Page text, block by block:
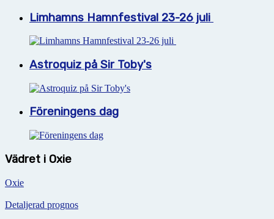
Limhamns Hamnfestival 23-26 juli
Astroquiz på Sir Toby's
Föreningens dag
Vädret i Oxie
Oxie
Detaljerad prognos